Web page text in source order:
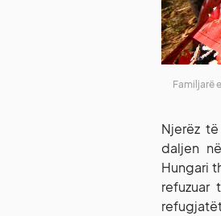
Familjarë
Njerëz
daljen
Hungari